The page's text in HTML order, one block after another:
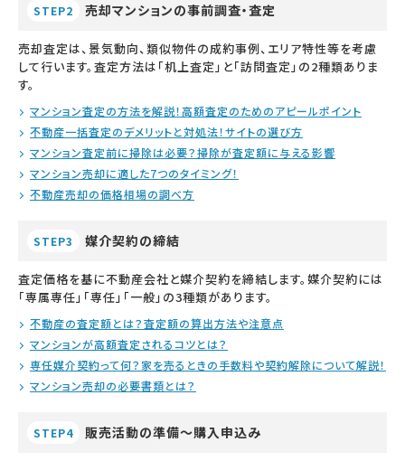
STEP2 売却マンションの事前調査・査定
売却査定は、景気動向、類似物件の成約事例、エリア特性等を考慮
して行います。査定方法は「机上査定」と「訪問査定」の2種類ありま
す。
マンション査定の方法を解説！高額査定のためのアピールポイント
不動産一括査定のデメリットと対処法！サイトの選び方
マンション査定前に掃除は必要？掃除が査定額に与える影響
マンション売却に適した7つのタイミング！
不動産売却の価格相場の調べ方
STEP3 媒介契約の締結
査定価格を基に不動産会社と媒介契約を締結します。媒介契約には
「専属専任」「専任」「一般」の3種類があります。
不動産の査定額とは？査定額の算出方法や注意点
マンションが高額査定されるコツとは？
専任媒介契約って何？家を売るときの手数料や契約解除について解説！
マンション売却の必要書類とは？
STEP4 販売活動の準備～購入申込み